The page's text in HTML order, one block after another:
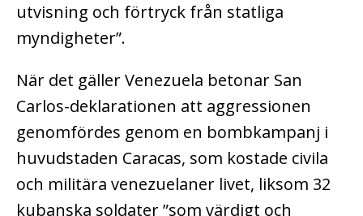
utvisning och förtryck från statliga
myndigheter”.
När det gäller Venezuela betonar San
Carlos-deklarationen att aggressionen
genomfördes genom en bombkampanj i
huvudstaden Caracas, som kostade civila
och militära venezuelaner livet, liksom 32
kubanska soldater ”som värdigt och